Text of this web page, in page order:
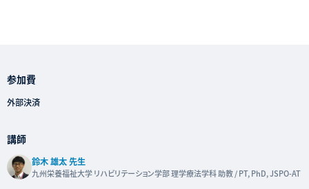
参加費
外部決済
講師
鈴木 雄太 先生
九州栄養福祉大学 リハビリテーション学部 理学療法学科 助教 / PT, PhD, JSPO-AT